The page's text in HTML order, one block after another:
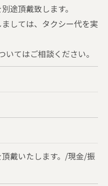
途頂戴致します。
しては、タクシー代を実
てはご相談ください。
戴いたします。/現金/振